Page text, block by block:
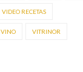
VIDEO RECETAS
VINO VITRINOR